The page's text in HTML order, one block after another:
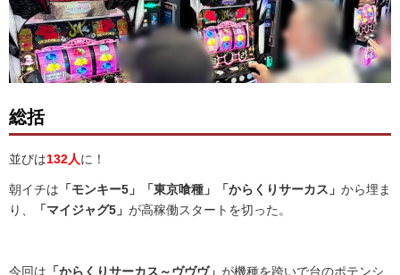
総括
並びは132人に！
朝イチは 「モンキー5」「東京喰種」「からくりサーカス」 から埋ま
り、
「マイジャグ5」 が高稼働スタートを切った。
今回は 「からくりサーカス～ヴヴヴ」 が機種を跨いで台のポテンシ